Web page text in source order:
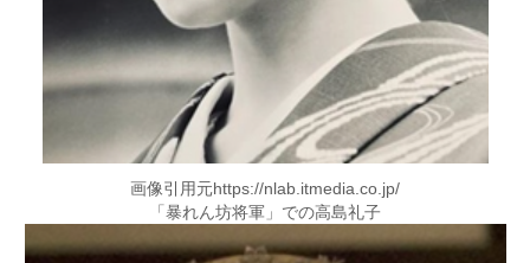
画像引用元https://nlab.itmedia.co.jp/
「暴れん坊将軍」での高島礼子